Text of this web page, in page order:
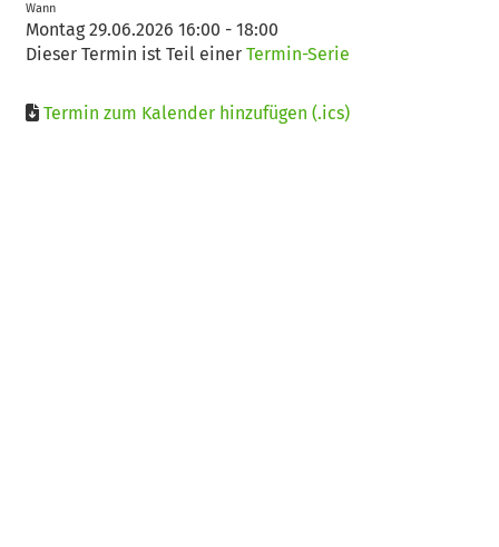
Wann
Montag 29.06.2026 16:00 - 18:00
Dieser Termin ist Teil einer Termin-Serie
Termin zum Kalender hinzufügen (.ics)